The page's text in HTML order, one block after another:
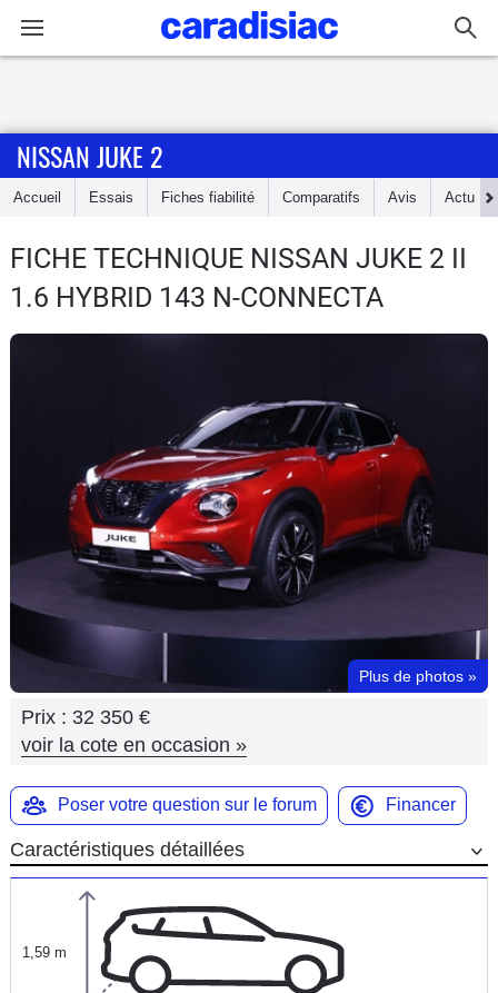
Accueil
Essais
Guide
Utilitaires
Flottes
Auto
Services
Forum
Moto
Marques
NISSAN JUKE 2
Accueil Essais Fiches fiabilité Comparatifs Avis Actu
FICHE TECHNIQUE NISSAN JUKE 2 II
1.6 HYBRID 143 N-CONNECTA
Plus de photos »
Prix : 32 350 €
voir la cote en occasion »
Poser votre question sur le forum Financer
Caractéristiques détaillées
1,59 m